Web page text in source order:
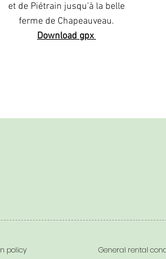
et de Piétrain jusqu'à la belle
ferme de Chapeauveau.
Download gpx
policy General rental